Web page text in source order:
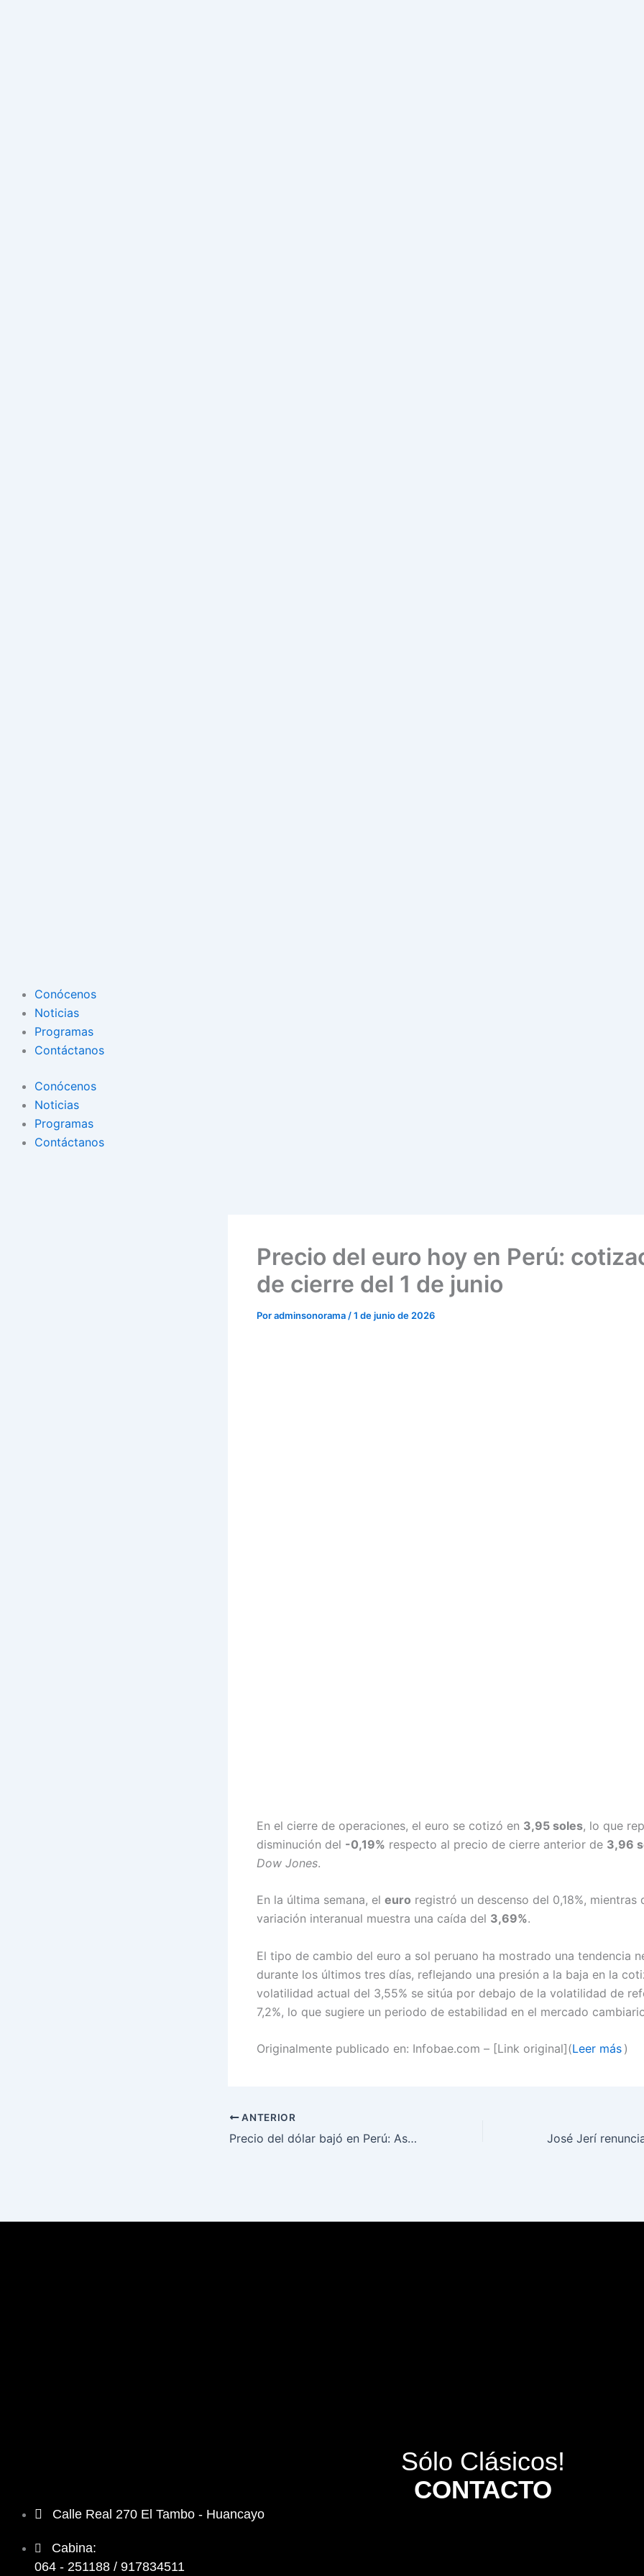
Conócenos
Noticias
Programas
Contáctanos
Conócenos
Noticias
Programas
Contáctanos
Precio del euro hoy en Perú:
de cierre del 1 de junio
Poradminsonorama /1 de junio de 2026
En el cierre de operaciones, el euro se cotizó en 3,95 soles, lo que
disminución del -0,19% respecto al precio de cierre anterior de 3,96
Dow Jones.
En la última semana, el euro registró un descenso del 0,18%, mientras
variación interanual muestra una caída del 3,69%.
El tipo de cambio del euro a sol peruano ha mostrado una tendencia
durante los últimos tres días, reflejando una presión a la baja en la
volatilidad actual del 3,55% se sitúa por debajo de la volatilidad de
7,2%, lo que sugiere un periodo de estabilidad en el mercado
Originalmente publicado en: Infobae.com – [Link original](Leer más )
ANTERIOR
Precio del dólar bajó en Perú: Así cerró el tipo de cambio hoy 1 de junio
Sólo Clásicos!
CONTACTO
Calle Real 270 El Tambo - Huancayo
Cabina:
064 - 251188 / 917834511